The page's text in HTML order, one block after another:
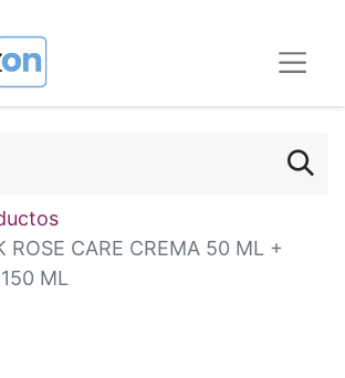
ROSE CARE CREMA 50 ML +
ML